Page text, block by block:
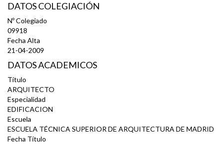
DATOS COLEGIACIÓN
Nº Colegiado
09918
Fecha Alta
21-04-2009
DATOS ACADEMICOS
Título
ARQUITECTO
Especialidad
EDIFICACION
Escuela
ESCUELA TÉCNICA SUPERIOR DE ARQUITECTURA DE MADRID
Fecha Título